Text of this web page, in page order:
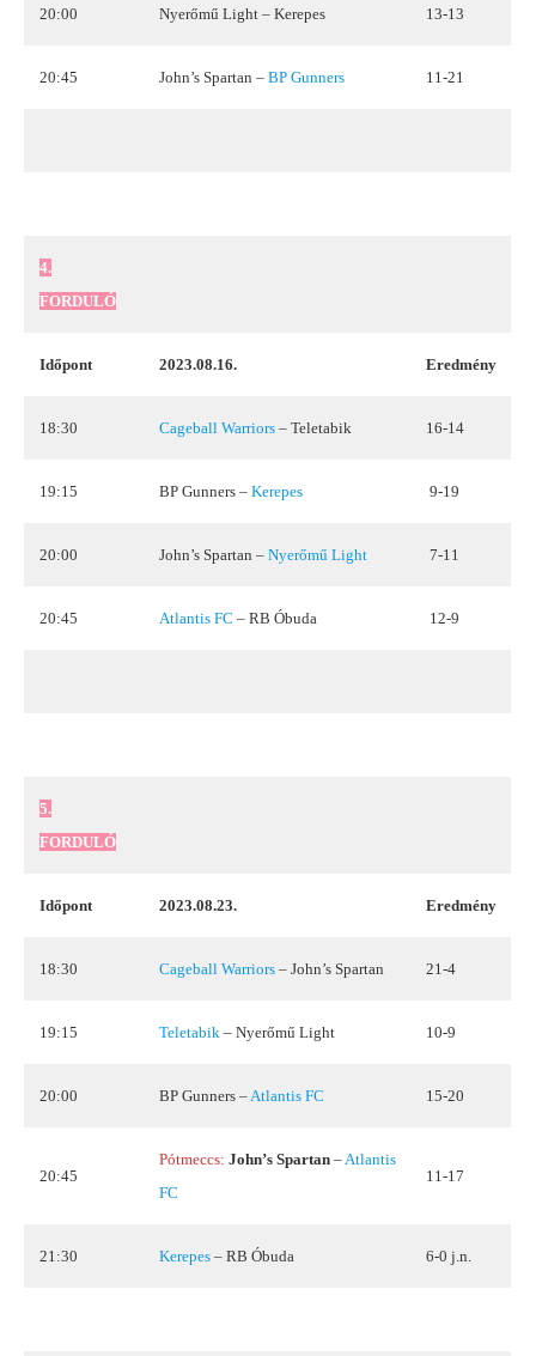
20:00 Nyerőmű Light – Kerepes 13-13
20:45 John’s Spartan – BP Gunners 11-21
4.
FORDULÓ
Időpont 2023.08.16. Eredmény
18:30 Cageball Warriors – Teletabik 16-14
19:15 BP Gunners – Kerepes 9-19
20:00 John’s Spartan – Nyerőmű Light 7-11
20:45 Atlantis FC – RB Óbuda 12-9
5.
FORDULÓ
Időpont 2023.08.23. Eredmény
18:30 Cageball Warriors – John’s Spartan 21-4
19:15 Teletabik – Nyerőmű Light 10-9
20:00 BP Gunners –Atlantis FC 15-20
20:45
Pótmeccs: John’s Spartan –Atlantis
FC
11-17
21:30 Kerepes – RB Óbuda 6-0 j.n.